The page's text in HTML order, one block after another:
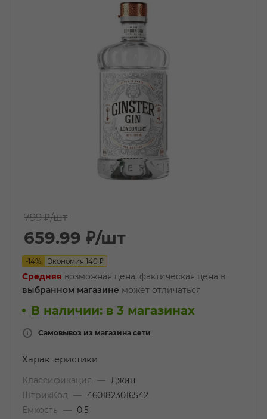
799 ₽/шт
659.99 ₽/шт
-14% Экономия 140 ₽
Средняя возможная цена, фактическая цена в
выбранном магазине может отличаться
В наличии: в 3 магазинах
Самовывоз из магазина сети
Характеристики
Классификация —
Джин
ШтрихКод
— 4601823016542
Емкость
—
0.5